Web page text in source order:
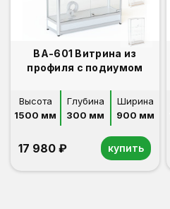
ВА-601 Витрина из
профиля с подиумом
Высота
1500 мм
Глубина
300 мм
Ширина
900 мм
17 980 ₽ купить